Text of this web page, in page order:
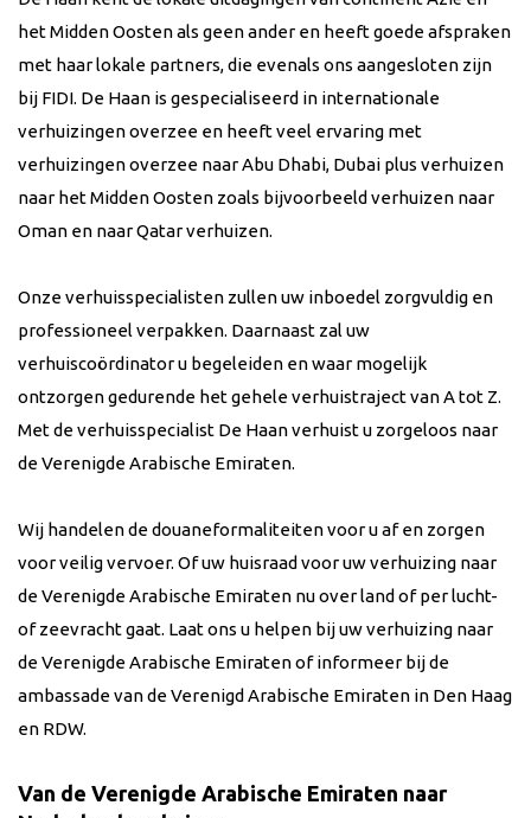
het Midden Oosten als geen ander en heeft goede afspraken
met haar lokale partners, die evenals ons aangesloten zijn
bij FIDI. De Haan is gespecialiseerd in internationale
verhuizingen overzee en heeft veel ervaring met
verhuizingen overzee naar Abu Dhabi, Dubai plus verhuizen
naar het Midden Oosten zoals bijvoorbeeld verhuizen naar
Oman en naar Qatar verhuizen.
Onze verhuisspecialisten zullen uw inboedel zorgvuldig en
professioneel verpakken. Daarnaast zal uw
verhuiscoördinator u begeleiden en waar mogelijk
ontzorgen gedurende het gehele verhuistraject van A tot Z.
Met de verhuisspecialist De Haan verhuist u zorgeloos naar
de Verenigde Arabische Emiraten.
Wij handelen de douaneformaliteiten voor u af en zorgen
voor veilig vervoer. Of uw huisraad voor uw verhuizing naar
de Verenigde Arabische Emiraten nu over land of per lucht-
of zeevracht gaat. Laat ons u helpen bij uw verhuizing naar
de Verenigde Arabische Emiraten of informeer bij de
ambassade van de Verenigd Arabische Emiraten in Den Haag
en RDW.
Van de Verenigde Arabische Emiraten naar